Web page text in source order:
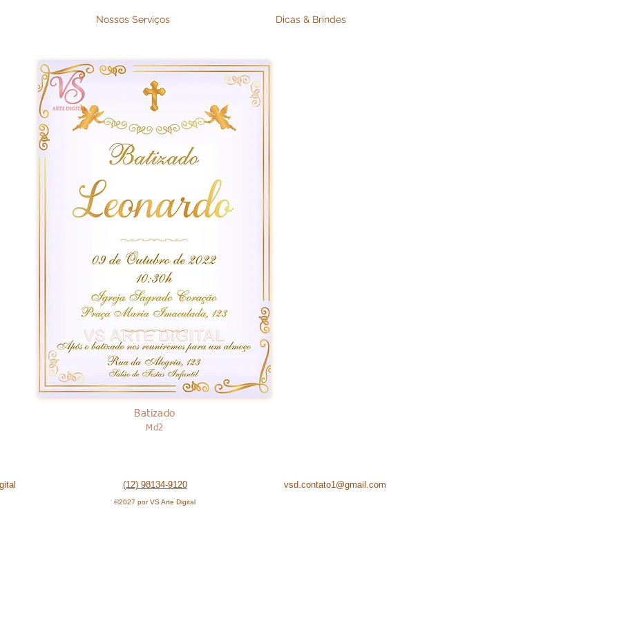
Nossos Serviços Dicas & Brindes
Batizado
Md2
(12) 98134-9120 vsd.contato1@gmail.com
©2027 por VS Arte Digital